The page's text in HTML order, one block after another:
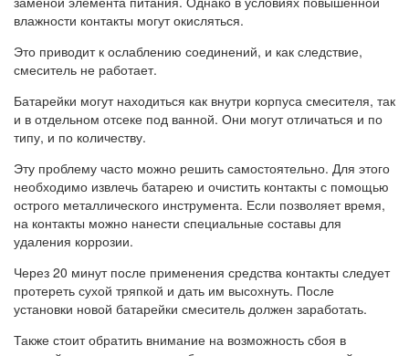
влажности контакты могут окисляться.
Это приводит к ослаблению соединений, и как следствие,
смеситель не работает.
Батарейки могут находиться как внутри корпуса смесителя, так
и в отдельном отсеке под ванной. Они могут отличаться и по
типу, и по количеству.
Эту проблему часто можно решить самостоятельно. Для этого
необходимо извлечь батарею и очистить контакты с помощью
острого металлического инструмента. Если позволяет время,
на контакты можно нанести специальные составы для
удаления коррозии.
Через 20 минут после применения средства контакты следует
протереть сухой тряпкой и дать им высохнуть. После
установки новой батарейки смеситель должен заработать.
Также стоит обратить внимание на возможность сбоя в